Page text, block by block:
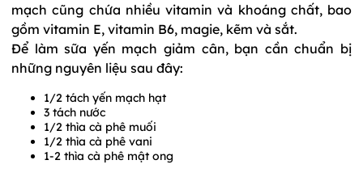
mạch cũng chứa nhiều vitamin và khoáng chất, bao
gồm vitamin E, vitamin B6, magie, kẽm và sắt.
Để làm sữa yến mạch giảm cân, bạn cần chuẩn bị
những nguyên liệu sau đây:
1/2 tách yến mạch hạt
3 tách nước
1/2 thìa cà phê muối
1/2 thìa cà phê vani
1-2 thìa cà phê mật ong